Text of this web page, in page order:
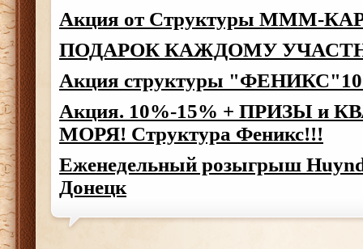
Акция от Структуры МММ-
ПОДАРОК КАЖДОМУ
Акция структуры
Акция. 10%-15% + ПРИЗЫ и
МОРЯ! Структура Феникс!!!
Еженедельный розыгрыш
Донецк